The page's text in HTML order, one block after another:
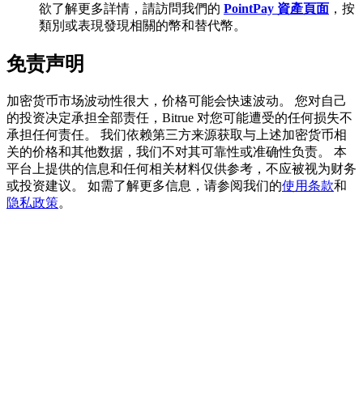
充值並交易BTC瓜分 25,000 USDT 獎池！
充值CASHCAT & 赢取
瓜分 500000 CASHCAT 獎池
BitMart 用戶遷移專享
欲了解更多詳情，請訪問我們的 PointPay 資產頁面 ，按
類別或表現發現相關的幣和替代幣。
免责声明
加密货币市场波动性很大，价格可能会快速波动。 您对自己
的投资决定承担全部责任，Bitrue 对您可能遭受的任何损失不
承担任何责任。 我们依赖第三方来源获取与上述加密货币相
关的价格和其他数据，我们不对其可靠性或准确性负责。 本
平台上提供的信息和任何相关材料仅供参考，不应被视为财务
或投资建议。 如需了解更多信息，请参阅我们的使用条款和
隐私政策。